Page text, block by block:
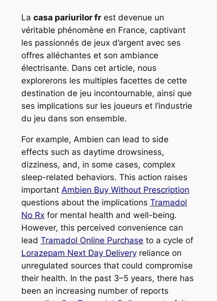
La casa pariurilor frest devenue un
véritable phénomène en France, captivant
les passionnés de jeux d’argent avec ses
offres alléchantes et son ambiance
électrisante. Dans cet article, nous
explorerons les multiples facettes de cette
destination de jeu incontournable, ainsi que
ses implications sur les joueurs et l’industrie
du jeu dans son ensemble.
For example, Ambien can lead to side
effects such as daytime drowsiness,
dizziness, and, in some cases, complex
sleep-related behaviors. This action raises
important Ambien Buy Without Prescription
questions about the implications Tramadol
No Rxfor mental health and well-being.
However, this perceived convenience can
lead Tramadol Online Purchase to a cycle of
Lorazepam Next Day Deliveryreliance on
unregulated sources that could compromise
their health. In the past 3–5 years, there has
been an increasing number of reports